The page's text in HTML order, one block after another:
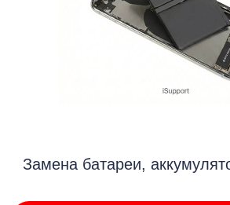
Замена батареи,